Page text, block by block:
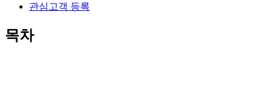
관심고객 등록
목차